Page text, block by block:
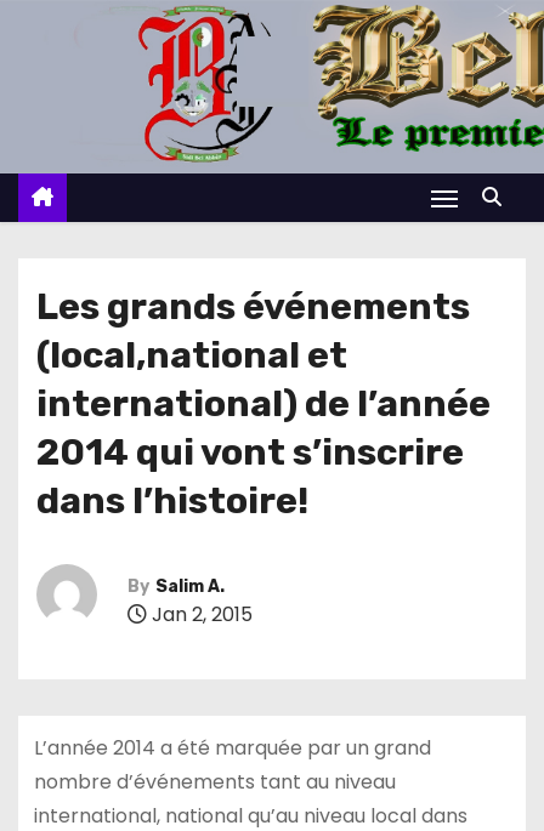
c
Les grands événements
(local,national et
international) de l’année
2014 qui vont s’inscrire
dans l’histoire!
By Salim A.
Jan 2, 2015
L’année 2014 a été marquée par un grand
nombre d’événements tant au niveau
international, national qu’au niveau local dans